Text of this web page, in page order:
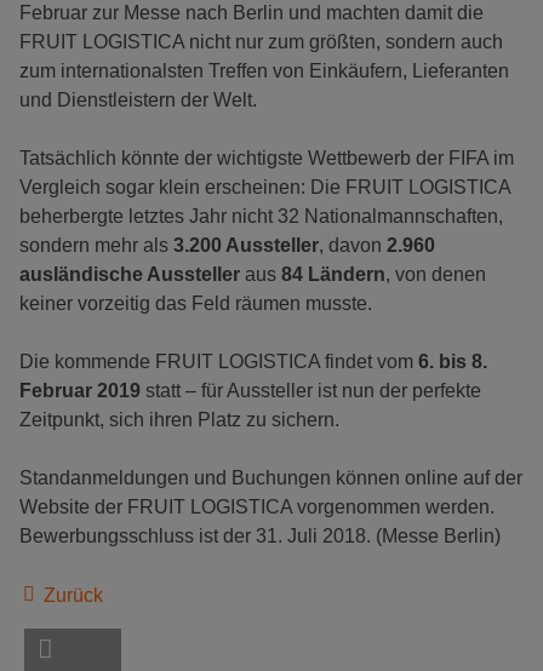
Februar zur Messe nach Berlin und machten damit die
FRUIT LOGISTICA nicht nur zum größten, sondern auch
zum internationalsten Treffen von Einkäufern, Lieferanten
und Dienstleistern der Welt.
Tatsächlich könnte der wichtigste Wettbewerb der FIFA im
Vergleich sogar klein erscheinen: Die FRUIT LOGISTICA
beherbergte letztes Jahr nicht 32 Nationalmannschaften,
sondern mehr als 3.200 Aussteller, davon 2.960
ausländische Aussteller aus 84 Ländern, von denen
keiner vorzeitig das Feld räumen musste.
Die kommende FRUIT LOGISTICA findet vom 6. bis 8.
Februar 2019 statt – für Aussteller ist nun der perfekte
Zeitpunkt, sich ihren Platz zu sichern.
Standanmeldungen und Buchungen können online auf der
Website der FRUIT LOGISTICA vorgenommen werden.
Bewerbungsschluss ist der 31. Juli 2018. (Messe Berlin)
Zurück